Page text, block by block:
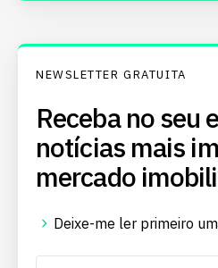
NEWSLETTER GRATUITA
Receba no seu
notícias mais
mercado
Deixe-me ler primeiro